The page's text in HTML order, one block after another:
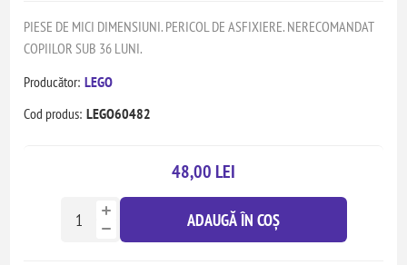
PIESE DE MICI DIMENSIUNI. PERICOL DE ASFIXIERE. NERECOMANDAT
COPIILOR SUB 36 LUNI.
Producător: LEGO
Cod produs: LEGO60482
48,00 LEI
ADAUGĂ ÎN COȘ